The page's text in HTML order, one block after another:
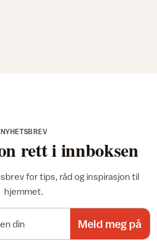
NYHETSBREV
rett i innboksen
for tips, råd og inspirasjon til
hjemmet.
Meld meg på